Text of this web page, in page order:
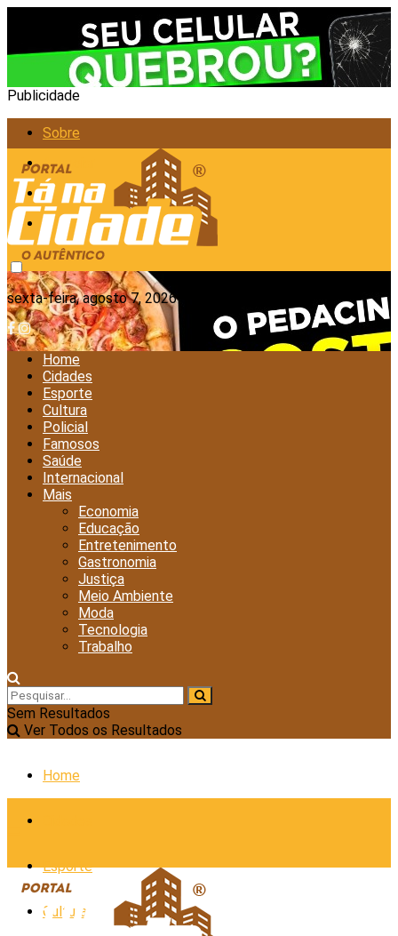
Publicidade
Sobre
Anunciar
Política de Privacidade
Contato
sexta-feira, agosto 7, 2026
Home
Cidades
Esporte
Cultura
Policial
Famosos
Saúde
Internacional
Mais
Economia
Educação
Entretenimento
Gastronomia
Justiça
Meio Ambiente
Moda
Tecnologia
Trabalho
Sem Resultados
Ver Todos os Resultados
Home
Esporte
Cultura